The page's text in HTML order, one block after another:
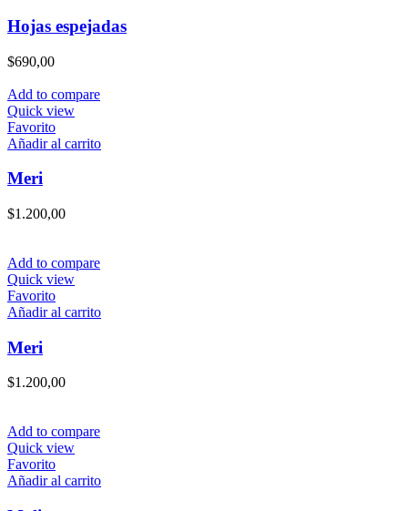
Hojas espejadas
$690,00
Add to compare
Quick view
Favorito
Añadir al carrito
Meri
$1.200,00
Add to compare
Quick view
Favorito
Añadir al carrito
Meri
$1.200,00
Add to compare
Quick view
Favorito
Añadir al carrito